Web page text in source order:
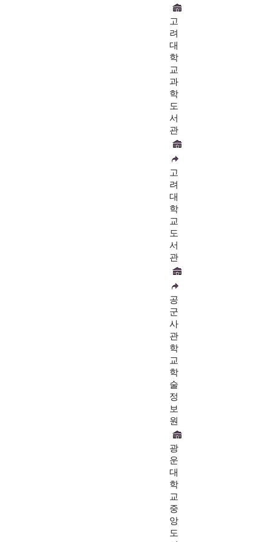
고
려
대
학
교
과
학
도
서
관
고
려
대
학
교
도
서
관
공
군
사
관
학
교
학
술
정
보
원
광
운
대
학
교
중
앙
도